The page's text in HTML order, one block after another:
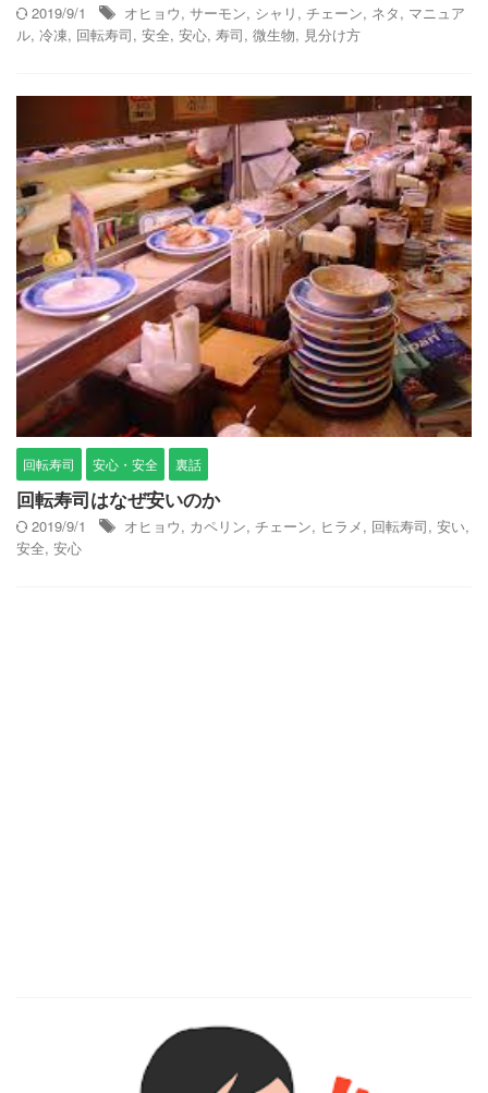
2019/9/1 オヒョウ, サーモン, シャリ , チェーン, ネタ, マニュア
ル, 冷凍, 回転寿司, 安全, 安心, 寿司, 微生物, 見分け方
回転寿司 安心・安全 裏話
回転寿司はなぜ安いのか
2019/9/1 オヒョウ, カペリン, チェーン, ヒラメ, 回転寿司, 安い,
安全, 安心